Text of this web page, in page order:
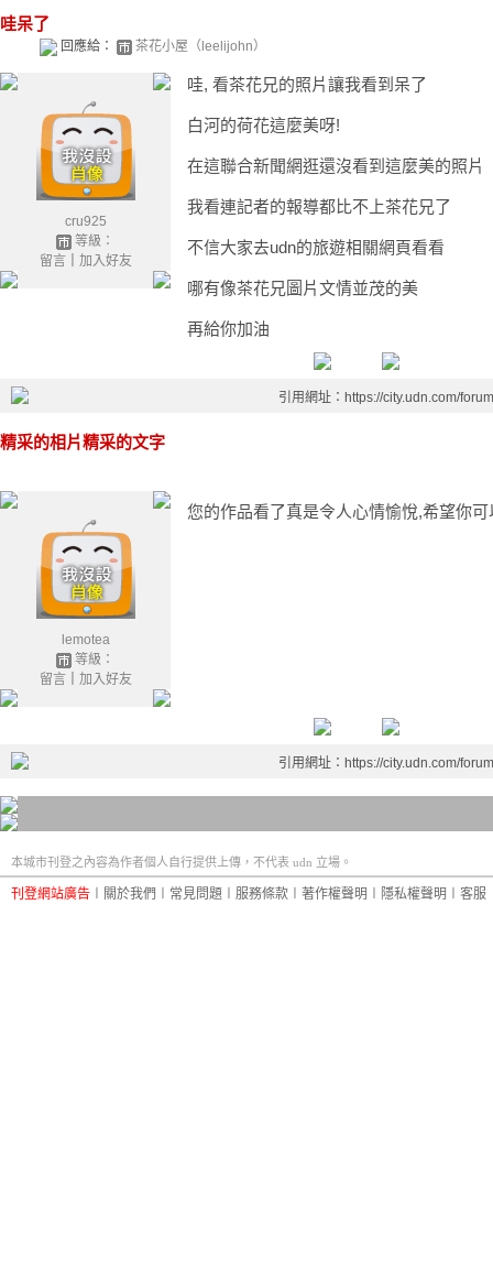
哇呆了
回應給： 茶花小屋（leelijohn）
cru925
等級：
留言｜ 加入好友
哇, 看茶花兄的照片讓我看到呆了
白河的荷花這麼美呀!
在這聯合新聞網逛還沒看到這麼美的照片
我看連記者的報導都比不上茶花兄了
不信大家去udn的旅遊相關網頁看看
哪有像茶花兄圖片文情並茂的美
再給你加油
引用網址：https://city.udn.com/
精采的相片精采的文字
lemotea
等級：
留言｜ 加入好友
您的作品看了真是令人心情愉悅,希望你
引用網址：https://city.udn.com/
本城市刊登之內容為作者個人自行提供上傳，不代表 udn 立場。
刊登網站廣告 關於我們 常見問題 服務條款 著作權聲明 隱私權聲明 客服